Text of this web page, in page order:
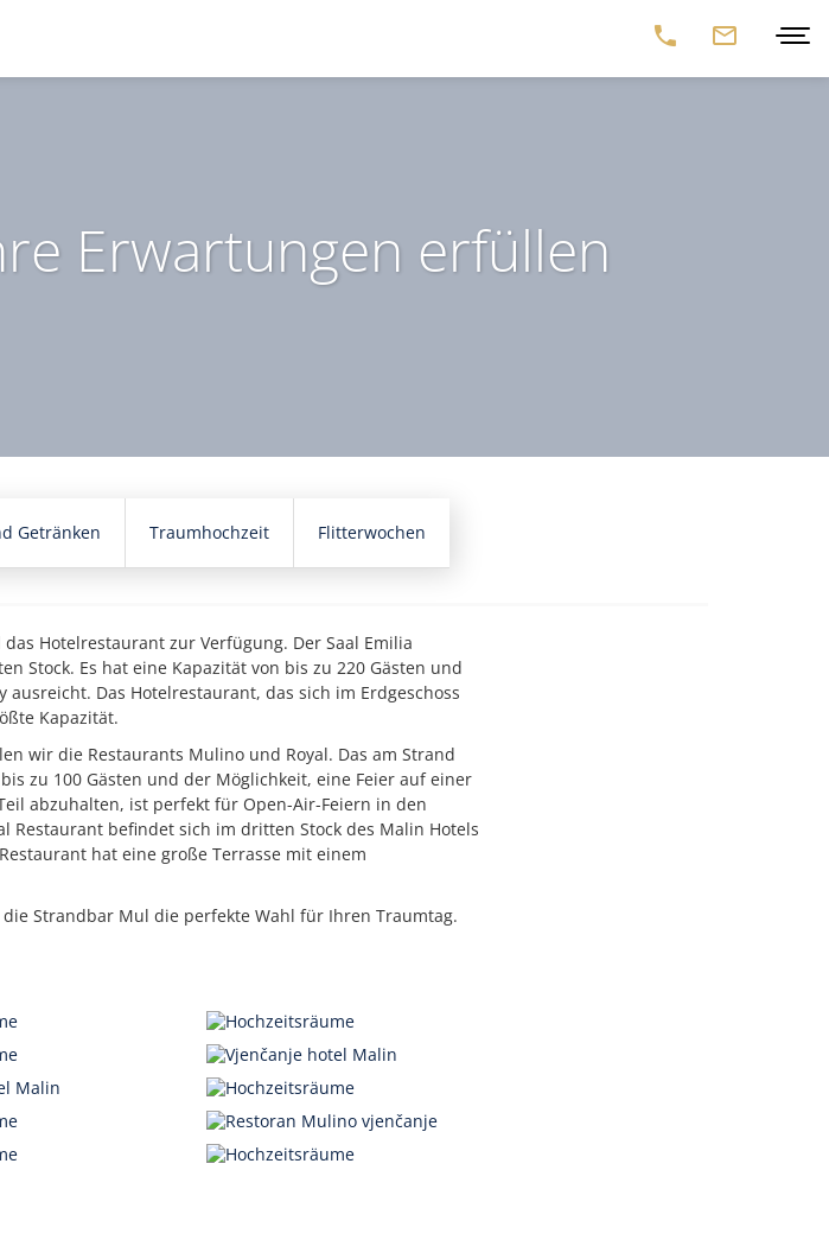
Erwartungen erfüllen
Getränken Traumhochzeit Flitterwochen
Hotelrestaurant zur Verfügung. Der Saal Emilia
Stock. Es hat eine Kapazität von bis zu 220 Gästen und
Das Hotelrestaurant, das sich im Erdgeschoss
Kapazität.
wir die Restaurants Mulino und Royal. Das am Strand
zu 100 Gästen und der Möglichkeit, eine Feier auf einer
abzuhalten, ist perfekt für Open-Air-Feiern in den
Restaurant befindet sich im dritten Stock des Malin Hotels
hat eine große Terrasse mit einem
Strandbar Mul die perfekte Wahl für Ihren Traumtag.